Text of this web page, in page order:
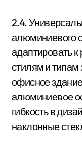
2.4.
алюминиевого
адаптировать
стилям и типам
офисное
алюминиевое
гибкость в
наклонные